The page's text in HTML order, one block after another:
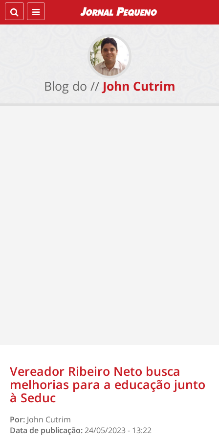
Blog do // John Cutrim
Vereador Ribeiro Neto busca
melhorias para a educação junto
à Seduc
Por: John Cutrim
Data de publicação:24/05/2023 - 13:22